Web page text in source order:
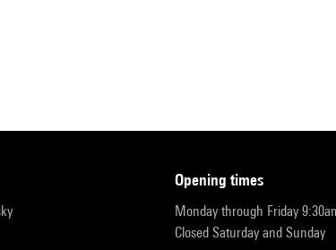
opening times
Monday through Friday
Closed Saturday and Sunday